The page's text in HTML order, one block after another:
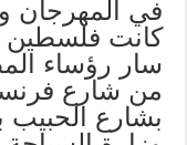
كانت
سار رؤساء
من شارع
بشارع الحبيب